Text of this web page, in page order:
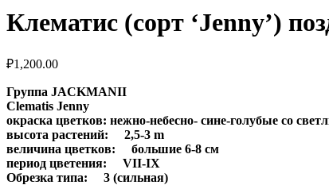
Клематис (сорт ‘Jenny’)
₽1,200.00
Группа JACKMANII
Clematis Jenny
окраска цветков: нежно-небесно- сине-голубые со
высота растений: 2,5-3 m
величина цветков: большие 6-8 см
период цветения: VII-IX
Обрезка типа: 3 (сильная)